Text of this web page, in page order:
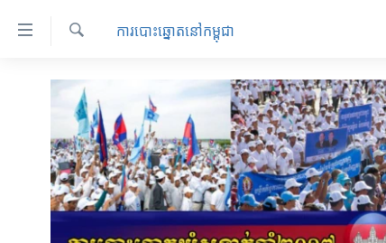
ទៅ​
អាមេរិក
ហេឡូវីអូអេ
​ការ​បោះឆ្នោត​​នៅ​កម្ពុជា